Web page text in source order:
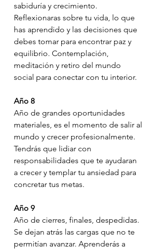
sabiduría y crecimiento.
Reflexionaras sobre tu vida, lo que
has aprendido y las decisiones que
debes tomar para encontrar paz y
equilibrio. Contemplación,
meditación y retiro del mundo
social para conectar con tu interior.
Año 8
Año de grandes oportunidades
materiales, es el momento de salir al
mundo y crecer profesionalmente.
Tendrás que lidiar con
responsabilidades que te ayudaran
a crecer y templar tu ansiedad para
concretar tus metas.
Año 9
Año de cierres, finales, despedidas.
Se dejan atrás las cargas que no te
permitían avanzar. Aprenderás a